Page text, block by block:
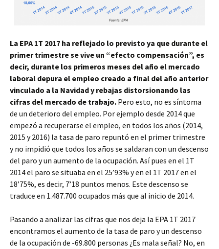
La EPA 1T 2017 ha reflejado lo previsto ya que durante el
primer trimestre se vive un “efecto compensación”, es
decir, durante los primeros meses del año el mercado
laboral depura el empleo creado a final del año anterior
vinculado a la Navidad y rebajas distorsionando las
cifras del mercado de trabajo. Pero esto, no es síntoma
de un deterioro del empleo. Por ejemplo desde 2014 que
empezó a recuperarse el empleo, en todos los años (2014,
2015 y 2016) la tasa de paro repuntó en el primer trimestre
y no impidió que todos los años se saldaran con un descenso
del paro y un aumento de la ocupación. Así pues en el 1T
2014 el paro se situaba en el 25’93% y en el 1T 2017 en el
18’75%, es decir, 7’18 puntos menos. Este descenso se
traduce en 1.487.700 ocupados más que al inicio de 2014.
Pasando a analizar las cifras que nos deja la EPA 1T 2017
encontramos el aumento de la tasa de paro y un descenso
de la ocupación de -69.800 personas ¿Es mala señal? No, en